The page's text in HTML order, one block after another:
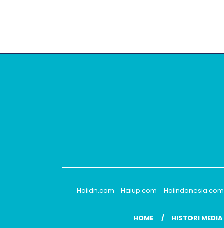
Haiidn.com
Haiup.com Haiindonesia.com
HOME HISTORI MEDIA